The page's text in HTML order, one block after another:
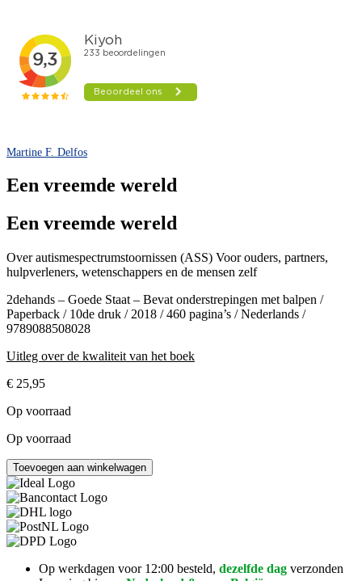
Martine F. Delfos
Een vreemde wereld
Een vreemde wereld
Over autismespectrumstoornissen (ASS) Voor ouders, partners,
hulpverleners, wetenschappers en de mensen zelf
2dehands – Goede Staat – Bevat onderstrepingen met balpen /
Paperback / 10de druk / 2018 / 460 pagina’s / Nederlands /
9789088508028
Uitleg over de kwaliteit van het boek
€ 25,95
Op voorraad
Op voorraad
Een
vreemde
wereld
aantal
Toevoegen aan winkelwagen
Op werkdagen voor 12:00 besteld, dezelfde dag verzonden